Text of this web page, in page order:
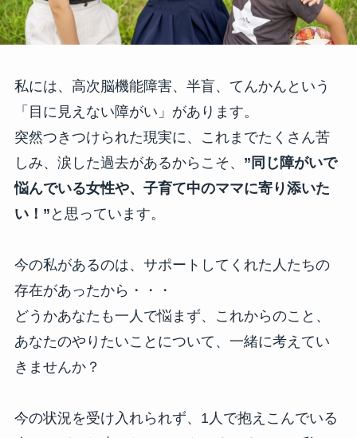
私には、高次脳機能障害、半盲、てんかんという
「目に見えない障がい」があります。
突然つきつけられた現実に、これまでたくさん苦
しみ、涙した過去があるからこそ、 ”同じ障がいで
悩んでいる女性や、子育て中のママに寄り添いた
い！” と思っています。
今の私があるのは、サポートしてくれた人たちの
存在があったから・・・
どうかあなたも一人で悩まず、これからのこと、
あなたのやりたいことについて、一緒に考えてい
きませんか？
今の状況を受け入れられず、1人で抱えこんでいる